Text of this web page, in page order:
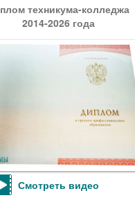
техникума-колледжа
2014-2026 года
Смотреть видео